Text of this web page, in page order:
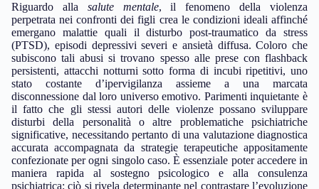
Riguardo alla salute mentale, il fenomeno della violenza
perpetrata nei confronti dei figli crea le condizioni ideali affinché
emergano malattie quali il disturbo post-traumatico da stress
(PTSD), episodi depressivi severi e ansietà diffusa. Coloro che
subiscono tali abusi si trovano spesso alle prese con flashback
persistenti, attacchi notturni sotto forma di incubi ripetitivi, uno
stato costante d’ipervigilanza assieme a una marcata
disconnessione dal loro universo emotivo. Parimenti inquietante è
il fatto che gli stessi autori delle violenze possano sviluppare
disturbi della personalità o altre problematiche psichiatriche
significative, necessitando pertanto di una valutazione diagnostica
accurata accompagnata da strategie terapeutiche appositamente
confezionate per ogni singolo caso. È essenziale poter accedere in
maniera rapida al sostegno psicologico e alla consulenza
psichiatrica: ciò si rivela determinante nel contrastare l’evoluzione